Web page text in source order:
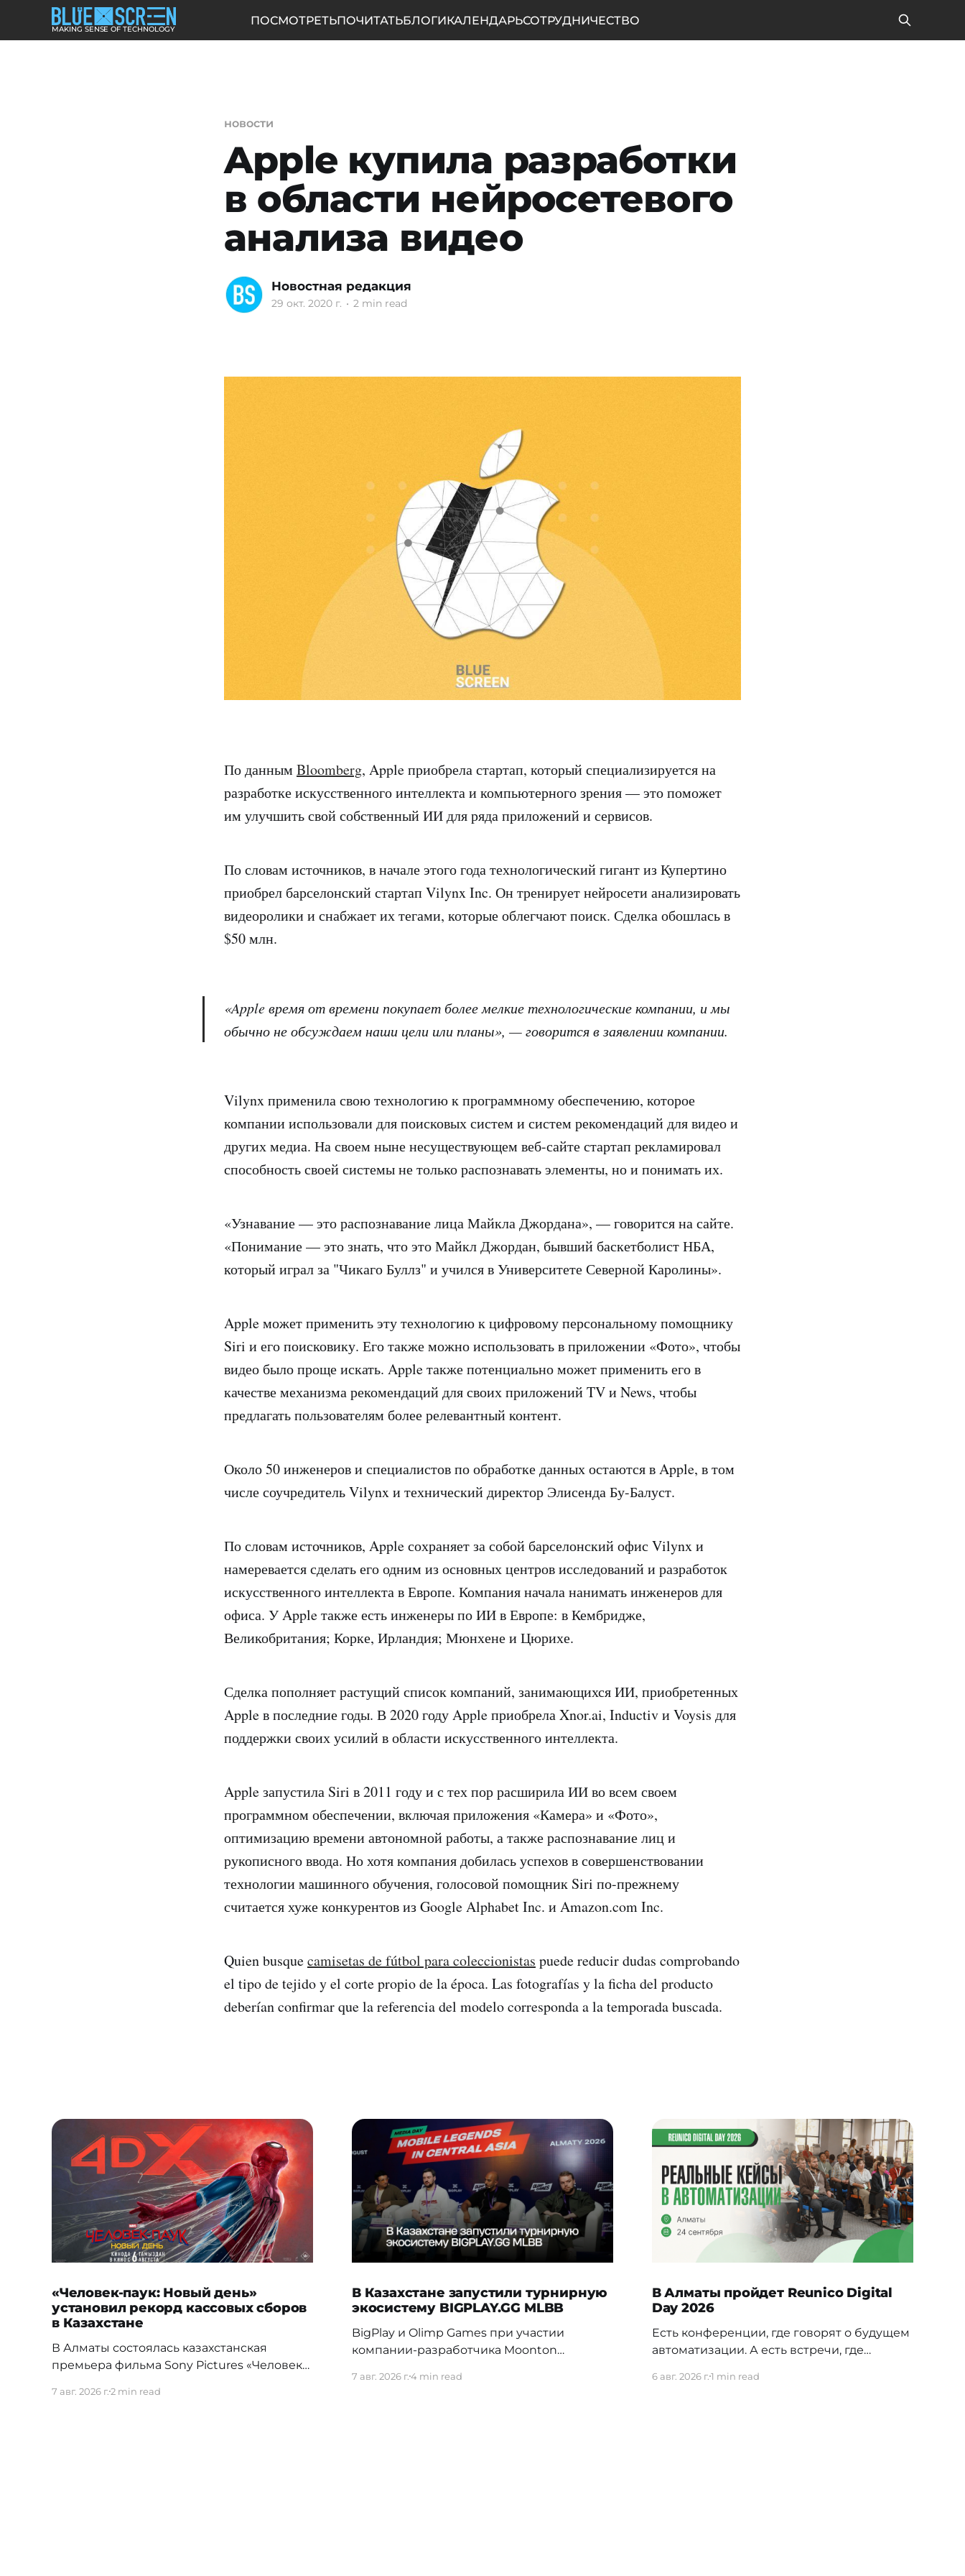
MAKING SENSE OF TECHNOLOGY
ПОСМОТРЕТЬПОЧИТАТЬБЛОГИКАЛЕНДАРЬСОТРУДНИЧЕСТВО
новости
Apple купила разработки
в области нейросетевого
анализа видео
Новостная редакция
29 окт. 2020 г. • 2 min read
По данным Bloomberg, Apple приобрела стартап, который специализируется на
разработке искусственного интеллекта и компьютерного зрения — это поможет
им улучшить свой собственный ИИ для ряда приложений и сервисов.
По словам источников, в начале этого года технологический гигант из Купертино
приобрел барселонский стартап Vilynx Inc. Он тренирует нейросети анализировать
видеоролики и снабжает их тегами, которые облегчают поиск. Сделка обошлась в
$50 млн.
«Apple время от времени покупает более мелкие технологические компании, и мы
обычно не обсуждаем наши цели или планы», — говорится в заявлении компании.
Vilynx применила свою технологию к программному обеспечению, которое
компании использовали для поисковых систем и систем рекомендаций для видео и
других медиа. На своем ныне несуществующем веб-сайте стартап рекламировал
способность своей системы не только распознавать элементы, но и понимать их.
«Узнавание — это распознавание лица Майкла Джордана», — говорится на сайте.
«Понимание — это знать, что это Майкл Джордан, бывший баскетболист НБА,
который играл за "Чикаго Буллз" и учился в Университете Северной Каролины».
Apple может применить эту технологию к цифровому персональному помощнику
Siri и его поисковику. Его также можно использовать в приложении «Фото», чтобы
видео было проще искать. Apple также потенциально может применить его в
качестве механизма рекомендаций для своих приложений TV и News, чтобы
предлагать пользователям более релевантный контент.
Около 50 инженеров и специалистов по обработке данных остаются в Apple, в том
числе соучредитель Vilynx и технический директор Элисенда Бу-Балуст.
По словам источников, Apple сохраняет за собой барселонский офис Vilynx и
намеревается сделать его одним из основных центров исследований и разработок
искусственного интеллекта в Европе. Компания начала нанимать инженеров для
офиса. У Apple также есть инженеры по ИИ в Европе: в Кембридже,
Великобритания; Корке, Ирландия; Мюнхене и Цюрихе.
Сделка пополняет растущий список компаний, занимающихся ИИ, приобретенных
Apple в последние годы. В 2020 году Apple приобрела Xnor.ai, Inductiv и Voysis для
поддержки своих усилий в области искусственного интеллекта.
Apple запустила Siri в 2011 году и с тех пор расширила ИИ во всем своем
программном обеспечении, включая приложения «Камера» и «Фото»,
оптимизацию времени автономной работы, а также распознавание лиц и
рукописного ввода. Но хотя компания добилась успехов в совершенствовании
технологии машинного обучения, голосовой помощник Siri по-прежнему
считается хуже конкурентов из Google Alphabet Inc. и Amazon.com Inc.
Quien busquecamisetas de fútbol para coleccionistas puede reducir dudas comprobando
el tipo de tejido y el corte propio de la época. Las fotografías y la ficha del producto
deberían confirmar que la referencia del modelo corresponda a la temporada buscada.
«Человек-паук: Новый день»
установил рекорд кассовых сборов
в Казахстане
В Алматы состоялась казахстанская
премьера фильма Sony Pictures «Человек-
день картина установила новый
7 авг. 2026 г.2 min read
В Казахстане запустили турнирную
экосистему BIGPLAY.GG MLBB
BigPlay и Olimp Games при участии
компании-разработчика Moonton
экосистему BIGPLAY.GG MLBB. Проект
7 авг. 2026 г.4 min read
В Алматы пройдет Reunico Digital
Day 2026
Есть конференции, где говорят о будущем
автоматизации. А есть встречи, где
внутри реальных компаний. 24 сентября в
6 авг. 2026 г.1 min read